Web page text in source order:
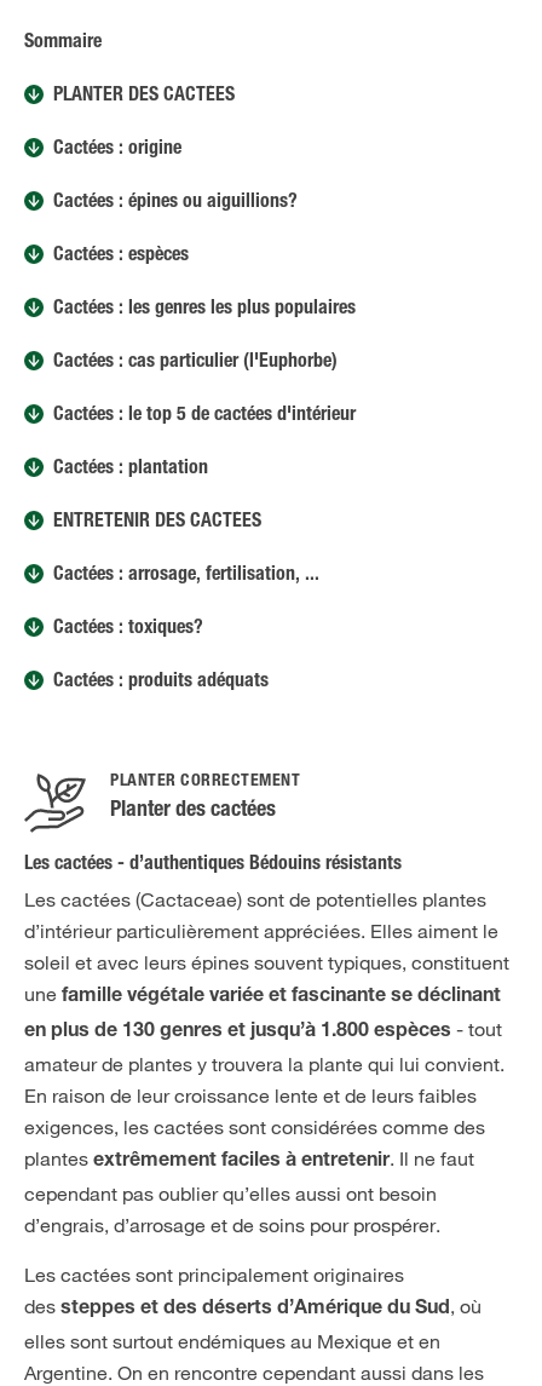
Sommaire
PLANTER DES CACTÉES
Cactées : origine
Cactées : épines ou aiguillions?
Cactées : espèces
Cactées : les genres les plus populaires
Cactées : cas particulier (l'Euphorbe)
Cactées : le top 5 de cactées d'intérieur
Cactées : plantation
ENTRETENIR DES CACTÉES
Cactées : arrosage, fertilisation, ...
Cactées : toxiques?
Cactées : produits adéquats
PLANTER CORRECTEMENT
Planter des cactées
Les cactées - d’authentiques Bédouins résistants
Les cactées (Cactaceae) sont de potentielles plantes
d’intérieur particulièrement appréciées. Elles aiment le
soleil et avec leurs épines souvent typiques, constituent
une famille végétale variée et fascinante se déclinant
en plus de 130 genres et jusqu’à 1.800 espèces - tout
amateur de plantes y trouvera la plante qui lui convient.
En raison de leur croissance lente et de leurs faibles
exigences, les cactées sont considérées comme des
plantes extrêmement faciles à entretenir. Il ne faut
cependant pas oublier qu’elles aussi ont besoin
d’engrais, d’arrosage et de soins pour prospérer.
Les cactées sont principalement originaires
des steppes et des déserts d’Amérique du Sud, où
elles sont surtout endémiques au Mexique et en
Argentine. On en rencontre cependant aussi dans les